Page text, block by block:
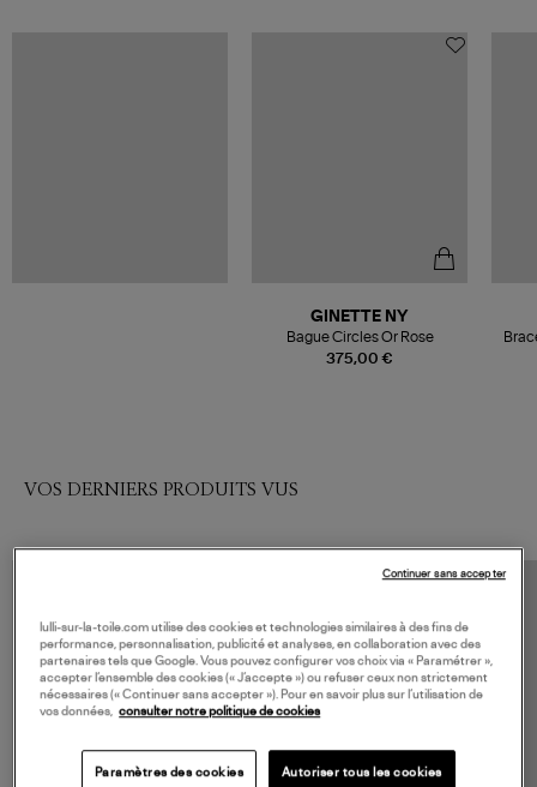
375,00 €
GINETTE NY
Bague Circles Or Rose
VOS DERNIERS PRODUITS VUS
lulli-sur-la-toile.com utilise des cookies et technologies similaires à des fins de
performance, personnalisation, publicité et analyses, en collaboration avec des
partenaires tels que Google. Vous pouvez configurer vos choix via « Paramétrer »,
accepter l’ensemble des cookies (« J’accepte ») ou refuser ceux non strictement
nécessaires (« Continuer sans accepter »). Pour en savoir plus sur l’utilisation de
vos données, consulter notre politique de cookies
Paramètres des cookies Autoriser tous les cookies
Continuer sans accepter